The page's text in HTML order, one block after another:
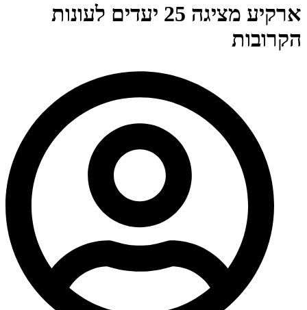
ארקיע מציגה 25 יעדים לעונות
הקרובות